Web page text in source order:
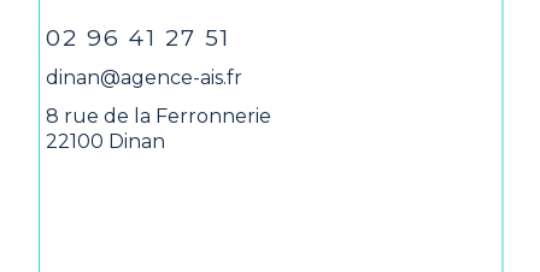
02 96 41 27 51
dinan@agence-ais.fr
8 rue de la Ferronnerie
22100 Dinan